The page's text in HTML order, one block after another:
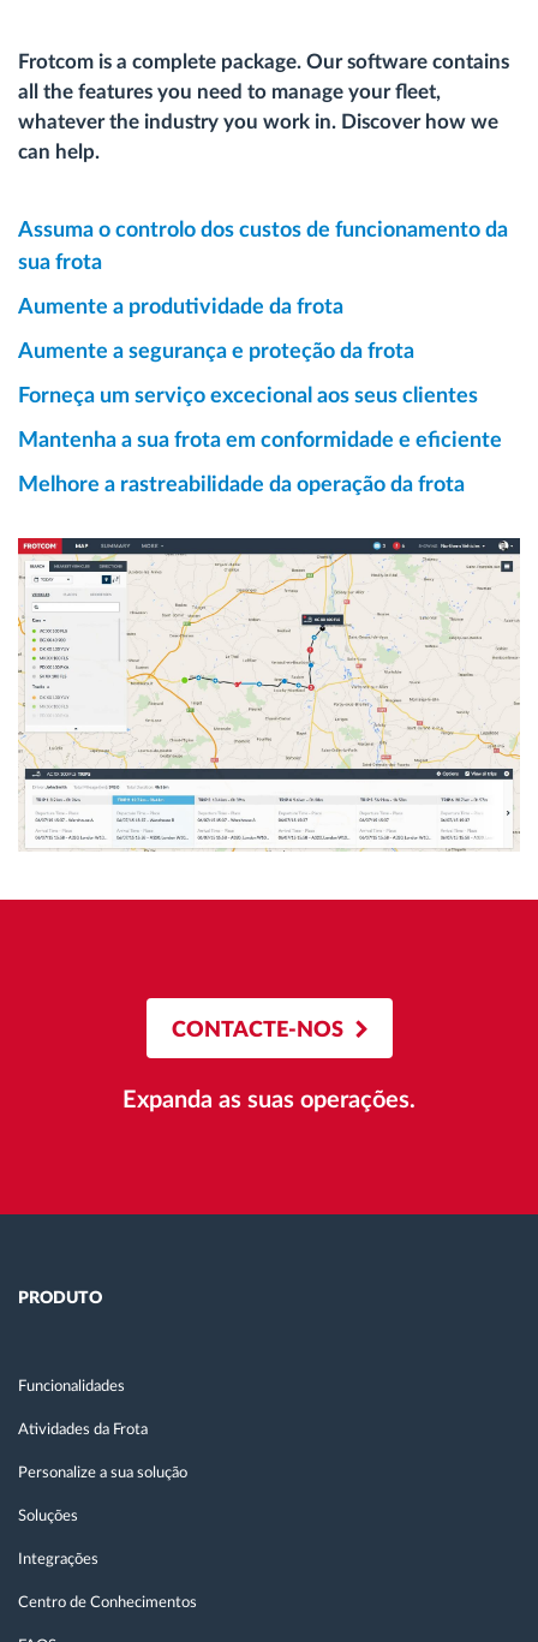
Frotcom is a complete package. Our software contains
all the features you need to manage your fleet,
whatever the industry you work in. Discover how we
can help.
Assuma o controlo dos custos de funcionamento da
sua frota
Aumente a produtividade da frota
Aumente a segurança e proteção da frota
Forneça um serviço excecional aos seus clientes
Mantenha a sua frota em conformidade e eficiente
Melhore a rastreabilidade da operação da frota
CONTACTE-NOS
Expanda as suas operações.
PRODUTO
Funcionalidades
Atividades da Frota
Personalize a sua solução
Soluções
Integrações
Centro de Conhecimentos